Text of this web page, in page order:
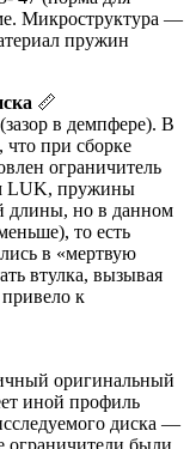
Микроструктура —
пружин
📏
в демпфере). В
при сборке
ограничитель
LUK, пружины
длины, но в данном
то есть
в «мертвую
втулка, вызывая
к
оригинальный
иной профиль
диска —
ограничители были